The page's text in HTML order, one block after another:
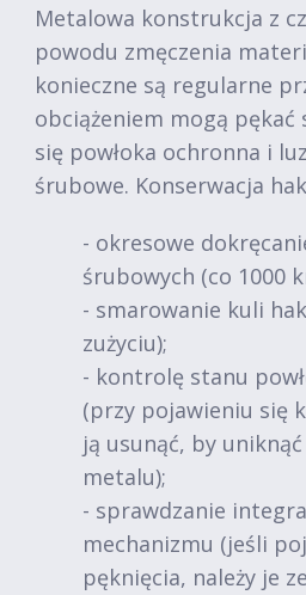
Metalowa konstrukcja z
powodu zmęczenia
konieczne są regularne
obciążeniem mogą pękać
się powłoka ochronna i
śrubowe. Konserwacja
- okresowe
śrubowych (co 1000
- smarowanie kuli
zużyciu);
- kontrolę stanu
(przy pojawieniu się
ją usunąć, by
metalu);
- sprawdzanie
mechanizmu (jeśli
pęknięcia, należy je